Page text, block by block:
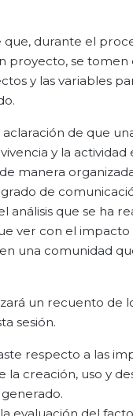
que, durante el
proyecto, se tomen
y las variables
de que
y la
manera
de
análisis que se ha
ver con el
en una comunidad
un recuento de
sesión.
respecto a las
la creación, uso y